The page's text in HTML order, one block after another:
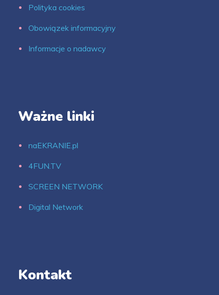
Polityka cookies
Obowiązek informacyjny
Informacje o nadawcy
Ważne linki
naEKRANIE.pl
4FUN.TV
SCREEN NETWORK
Digital Network
Kontakt